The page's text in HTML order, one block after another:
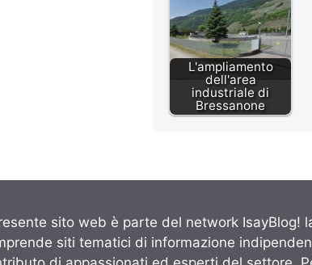
L'ampliamento
dell'area
industriale di
Bressanone
sito web è parte del network IsayBlog!
siti tematici di informazione